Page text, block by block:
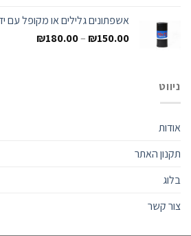
אשפתונים גלילים או מקופל עם
₪150.00
–
₪180.00
ניווט
אודות
תקנון האתר
בלוג
צור קשר